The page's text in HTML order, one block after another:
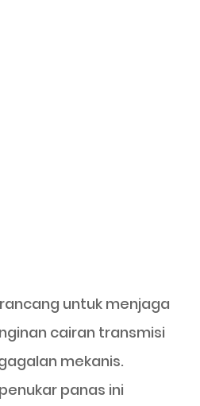
untuk menjaga
cairan transmisi
mekanis.
panas ini